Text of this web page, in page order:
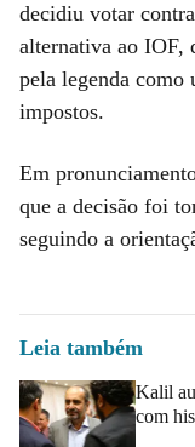
decidiu votar
alternativa ao IOF,
pela legenda como
impostos.
Em
que a decisão foi
seguindo a
Leia também
Kalil
com